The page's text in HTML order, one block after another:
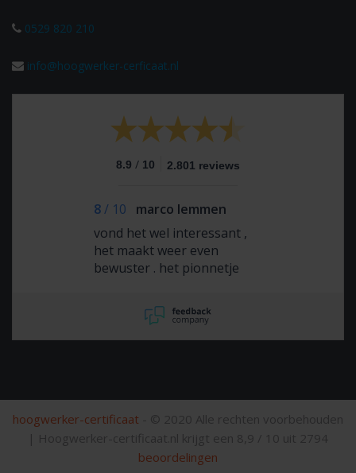
0529 820 210
info@hoogwerker-cerficaat.nl
8.9 / 10 2.801 reviews
8/ 10
marco lemmen
vond het wel interessant ,
het maakt weer even
bewuster . het pionnetje
ivm met het eerst kijken dan
hoogwerker-certificaat - © 2020 Alle rechten voorbehouden
| Hoogwerker-certificaat.nl krijgt een 8,9 / 10 uit 2794
beoordelingen